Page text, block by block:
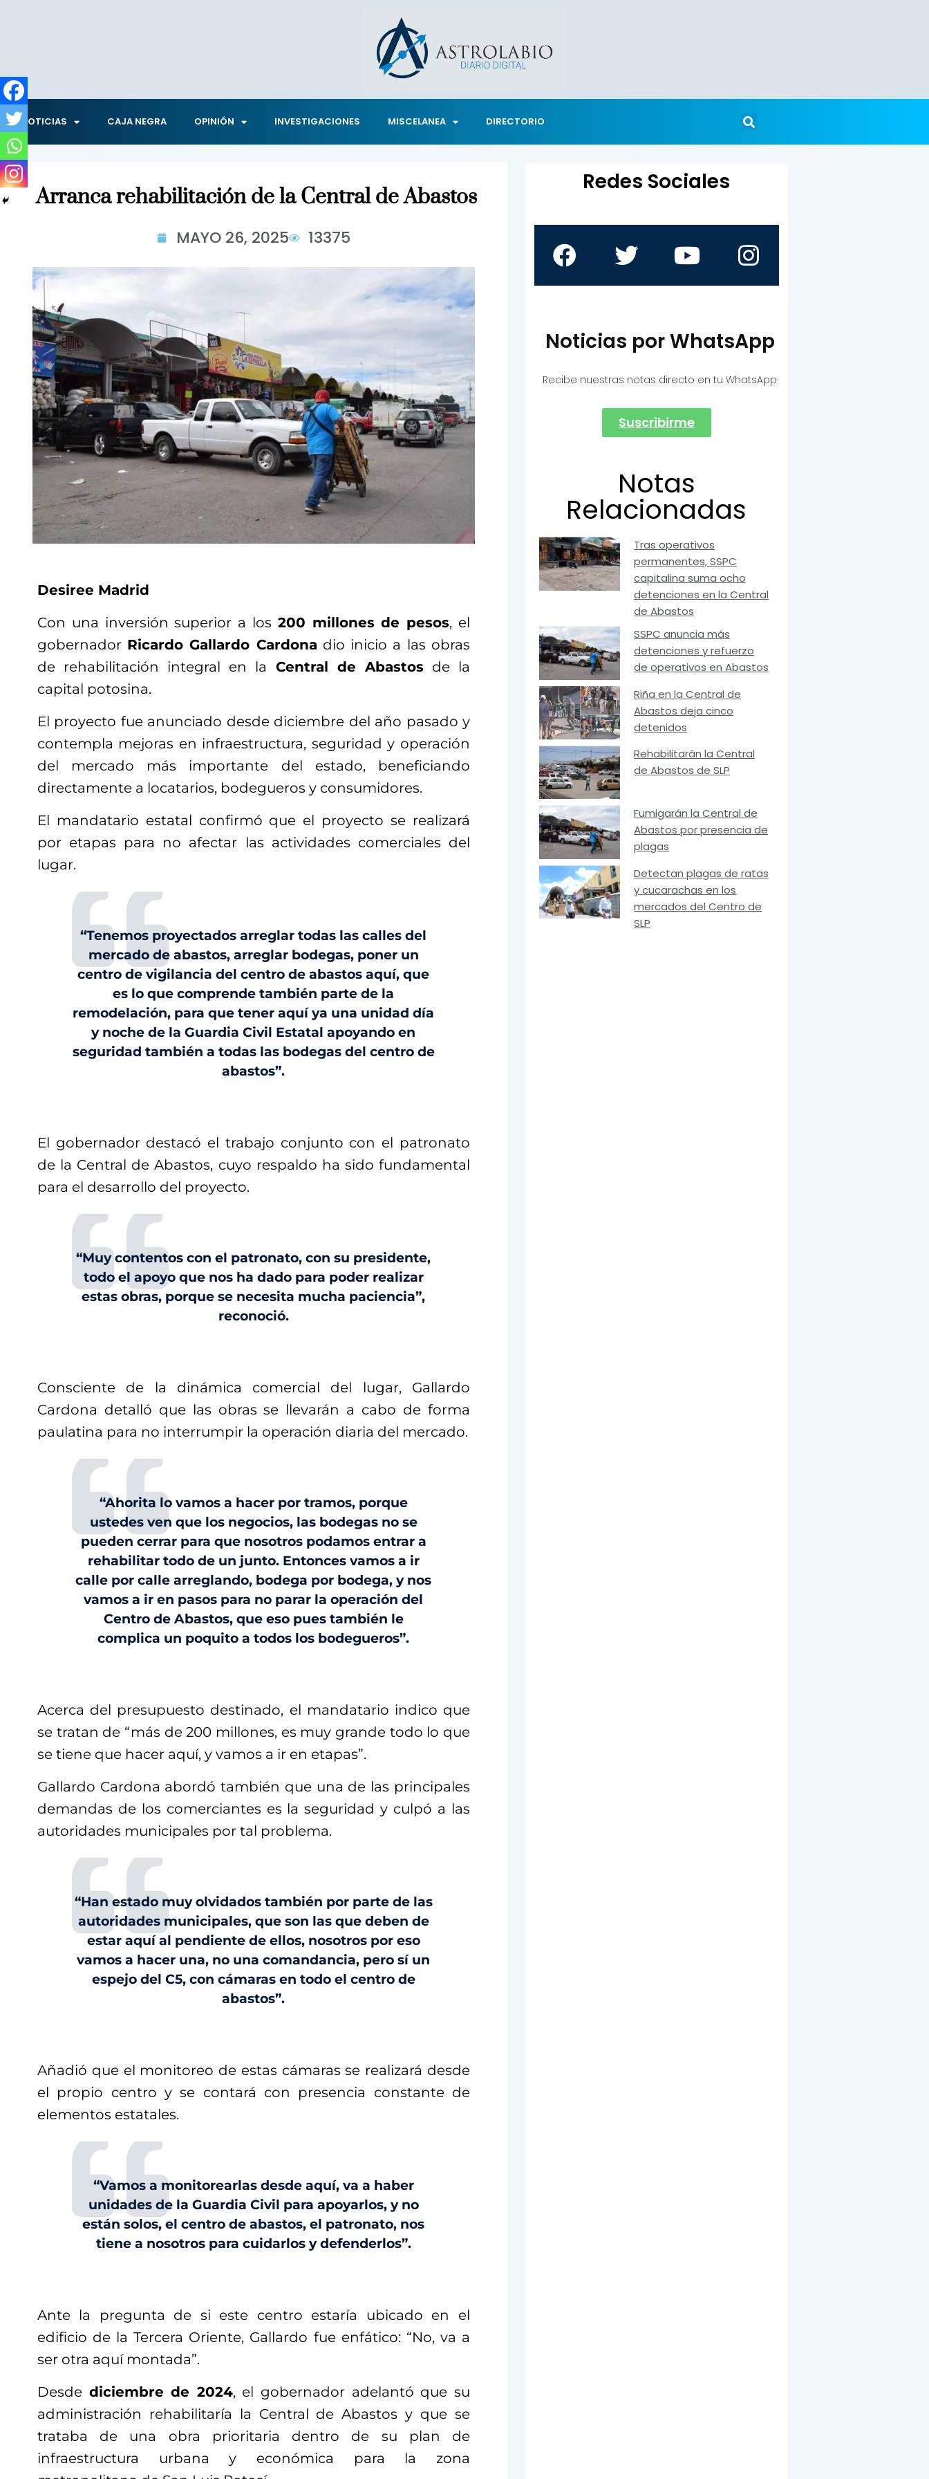
NOTICIAS CAJA NEGRA OPINIÓN INVESTIGACIONES MISCELANEA DIRECTORIO
Arranca rehabilitación de la Central de Abastos
MAYO 26, 2025 13375
Desiree Madrid
Con una inversión superior a los 200 millones de pesos, el
gobernador Ricardo Gallardo Cardona dio inicio a las obras
de rehabilitación integral en la Central de Abastos de la
capital potosina.
El proyecto fue anunciado desde diciembre del año pasado y
contempla mejoras en infraestructura, seguridad y operación
del mercado más importante del estado, beneficiando
directamente a locatarios, bodegueros y consumidores.
El mandatario estatal confirmó que el proyecto se realizará
por etapas para no afectar las actividades comerciales del
lugar.
“Tenemos proyectados arreglar todas las calles del
mercado de abastos, arreglar bodegas, poner un
centro de vigilancia del centro de abastos aquí, que
es lo que comprende también parte de la
remodelación, para que tener aquí ya una unidad día
y noche de la Guardia Civil Estatal apoyando en
seguridad también a todas las bodegas del centro de
abastos”.
El gobernador destacó el trabajo conjunto con el patronato
de la Central de Abastos, cuyo respaldo ha sido fundamental
para el desarrollo del proyecto.
“Muy contentos con el patronato, con su presidente,
todo el apoyo que nos ha dado para poder realizar
estas obras, porque se necesita mucha paciencia”,
reconoció.
Consciente de la dinámica comercial del lugar, Gallardo
Cardona detalló que las obras se llevarán a cabo de forma
paulatina para no interrumpir la operación diaria del mercado.
“Ahorita lo vamos a hacer por tramos, porque
ustedes ven que los negocios, las bodegas no se
pueden cerrar para que nosotros podamos entrar a
rehabilitar todo de un junto. Entonces vamos a ir
calle por calle arreglando, bodega por bodega, y nos
vamos a ir en pasos para no parar la operación del
Centro de Abastos, que eso pues también le
complica un poquito a todos los bodegueros”.
Acerca del presupuesto destinado, el mandatario indico que
se tratan de “más de 200 millones, es muy grande todo lo que
se tiene que hacer aquí, y vamos a ir en etapas”.
Gallardo Cardona abordó también que una de las principales
demandas de los comerciantes es la seguridad y culpó a las
autoridades municipales por tal problema.
“Han estado muy olvidados también por parte de las
autoridades municipales, que son las que deben de
estar aquí al pendiente de ellos, nosotros por eso
vamos a hacer una, no una comandancia, pero sí un
espejo del C5, con cámaras en todo el centro de
abastos”.
Añadió que el monitoreo de estas cámaras se realizará desde
el propio centro y se contará con presencia constante de
elementos estatales.
“Vamos a monitorearlas desde aquí, va a haber
unidades de la Guardia Civil para apoyarlos, y no
están solos, el centro de abastos, el patronato, nos
tiene a nosotros para cuidarlos y defenderlos”.
Ante la pregunta de si este centro estaría ubicado en el
edificio de la Tercera Oriente, Gallardo fue enfático: “No, va a
ser otra aquí montada”.
Desde diciembre de 2024, el gobernador adelantó que su
administración rehabilitaría la Central de Abastos y que se
trataba de una obra prioritaria dentro de su plan de
infraestructura urbana y económica para la zona
Redes Sociales
Noticias por WhatsApp
Recibe nuestras notas directo en tu WhatsApp
Suscribirme
Notas
Relacionadas
Tras operativos
permanentes, SSPC
capitalina suma ocho
detenciones en la Central
de Abastos
SSPC anuncia más
detenciones y refuerzo
de operativos en Abastos
Riña en la Central de
Abastos deja cinco
detenidos
Rehabilitarán la Central
de Abastos de SLP
Fumigarán la Central de
Abastos por presencia de
plagas
Detectan plagas de ratas
y cucarachas en los
mercados del Centro de
SLP